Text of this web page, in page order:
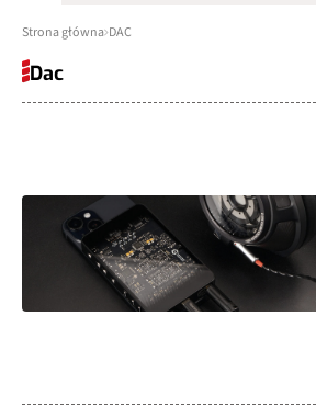
Strona główna DAC
Dac